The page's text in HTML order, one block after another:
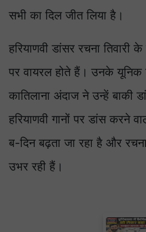
सभी का दिल जीत लिया है।
हरियाणवी डांसर रचना तिवारी
पर वायरल होते हैं। उनके
कातिलाना अंदाज ने उन्हें बाकी
हरियाणवी गानों पर डांस करने
ब-दिन बढ़ता जा रहा है और
उभर रही हैं।